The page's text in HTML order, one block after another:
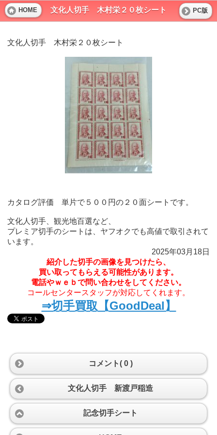
HOME 文化人切手 木村栄２０枚シート PC版
文化人切手 木村栄２０枚シート
カタログ評価 単片で５００円の２０面シートです。
文化人切手、観光地百選など、
プレミア切手のシートは、ヤフオクでも高値で取引されて
います。
2025年03月18日
紹介した切手の画像を見つけたら、
買い取ってもらえる可能性があります。
電話やｗｅｂで問い合わせをしてください。
コールセンタースタッフが対応してくれます。
⇒切手買取【GoodDeal】
コメント( 0 )
文化人切手 新渡戸稲造
記念切手シート